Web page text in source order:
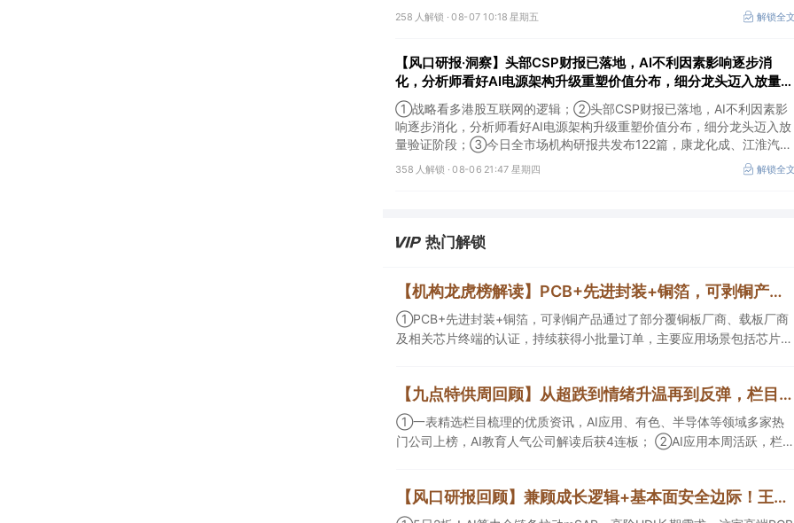
4个创新技术平台，创新转型成果正逐步兑现。
258 人解锁 ·08-07 10:18 星期五 解锁全文
【风口研报·洞察】头部CSP财报已落地，AI不利因素影响逐步消
化，分析师看好AI电源架构升级重塑价值分布，细分龙头迈入放量验
证阶段；战略看多港股互联网的逻辑
①战略看多港股互联网的逻辑；②头部CSP财报已落地，AI不利因素影
响逐步消化，分析师看好AI电源架构升级重塑价值分布，细分龙头迈入放
量验证阶段；③今日全市场机构研报共发布122篇，康龙化成、江淮汽车
评级得到上调，9家公司获得首度覆盖，其中乔锋智能获新财富分析师深
度覆盖；④在个股机构关注度排行中，华峰化学首次上榜，前五名依次
358 人解锁 ·08-06 21:47 星期四 解锁全文
热门解锁
【机构龙虎榜解读】PCB+先进封装+铜箔，可剥铜产品通过了部分覆铜板厂商、载板厂商及相关芯片终端的认证，持续获得小批量订单，主要应用场景包括芯片封装光模块用PCB，机构大额净买入这家公司
①PCB+先进封装+铜箔，可剥铜产品通过了部分覆铜板厂商、载板厂商
及相关芯片终端的认证，持续获得小批量订单，主要应用场景包括芯片封
具备承接细胞与基因治疗产品商业化受托生产的合规资质，这家公司获净
买入。
【九点特供周回顾】从超跌到情绪升温再到反弹，栏目梳理AI应用题材逻辑，AI教育人气公司解读后获4连板
①一表精选栏目梳理的优质资讯，AI应用、有色、半导体等领域多家热
门公司上榜，AI教育人气公司解读后获4连板； ②AI应用本周活跃，栏目
提及2家核心公司双双涨停。
【风口研报回顾】兼顾成长逻辑+基本面安全边际！王牌自营前瞻覆盖“pcb+MLCC+电子布”，梳理AI产业链优质标的“深坑起跳”